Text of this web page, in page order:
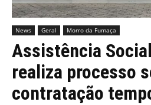
News Geral Morro da Fumaça
Assistência
realiza processo
contratação